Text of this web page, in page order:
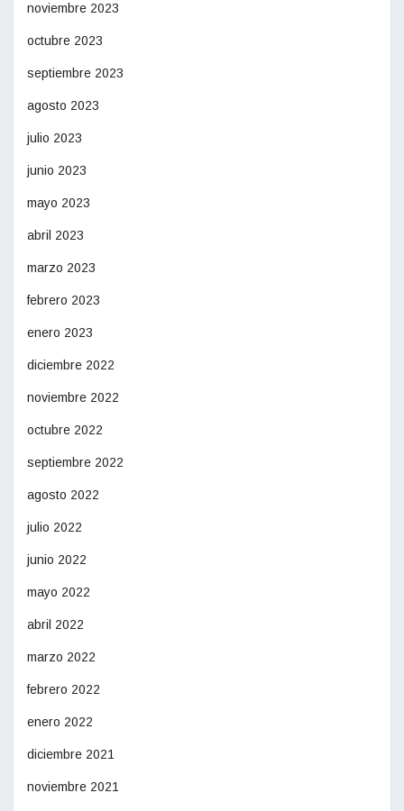
noviembre 2023
octubre 2023
septiembre 2023
agosto 2023
julio 2023
junio 2023
mayo 2023
abril 2023
marzo 2023
febrero 2023
enero 2023
diciembre 2022
noviembre 2022
octubre 2022
septiembre 2022
agosto 2022
julio 2022
junio 2022
mayo 2022
abril 2022
marzo 2022
febrero 2022
enero 2022
diciembre 2021
noviembre 2021